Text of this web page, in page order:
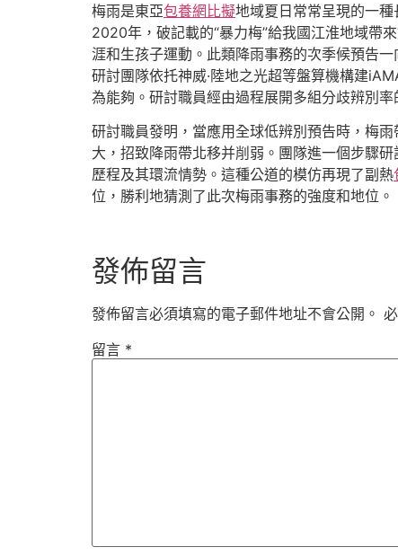
梅雨是東亞包養網比擬地域夏日常常呈現的一
2020年，破記載的“暴力梅”給我國江淮地域帶
涯和生孩子運動。此類降雨事務的次季候預告
研討團隊依托神威·陸地之光超等盤算機構建
為能夠。研討職員經由過程展開多組分歧辨別
研討職員發明，當應用全球低辨別預告時，梅
大，招致降雨帶北移并削弱。團隊進一個步驟
歷程及其環流情勢。這種公道的模仿再現了副熱
位，勝利地猜測了此次梅雨事務的強度和地位。
發佈留言
發佈留言必須填寫的電子郵件地址不會公開。
留言 *